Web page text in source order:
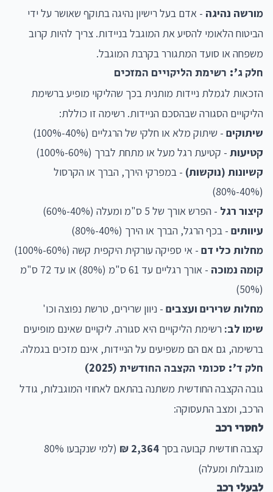
מורשה נהיגה - אדם בעל רישיון נהיגה בתוקף שאושר על ידי
הביטוח הלאומי להסיע את המוגבל בניידות. צריך להיות קרוב
משפחה או סועד המתגורר בקרבת המוגבל.
חלק ג': רשימת הליקויים המזכים
הזכאות לגמלת ניידות מותנית בכך שהליקוי מופיע ברשימת
הליקויים הסגורה שבהסכם הניידות. רשימה זו כוללת:
שיתוקים - שיתוק מלא או חלקי של הרגליים (40%-100%)
קטיעות - קטיעת רגל מעל או מתחת לברך (60%-100%)
קשיונות (נוקשות) - במפרקי הירך, הברך או הקרסול
(40%-80%)
קיצור רגל - הפרש אורך של 5 ס"מ ומעלה (40%-60%)
עיוותים - בכף הרגל, הברך או הירך (40%-80%)
מחלות כלי דם - אי ספיקה עורקית היקפית קשה (60%-100%)
קומה נמוכה
- אורך רגליים עד 61 ס"מ (80%) או עד 72 ס"מ
(50%)
מחלות שרירים ועצבים - ניוון שרירים, טרשת נפוצה וכו'
שימו לב: רשימת הליקויים היא סגורה. ליקויים שאינם מופיעים
ברשימה, גם אם הם משפיעים על הניידות, אינם מזכים בגמלה.
חלק ד': סכומי הקצבה החודשית (2025)
גובה הקצבה החודשית משתנה בהתאם לאחוזי המוגבלות, גודל
הרכב, ומצב התעסוקה:
לחסרי רכב
קצבה חודשית קבועה בסך 2,364 ₪
(למי שנקבעו 80%
מוגבלות ומעלה)
לבעלי רכב